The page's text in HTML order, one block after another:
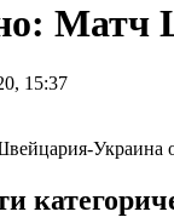
Матч
15:37